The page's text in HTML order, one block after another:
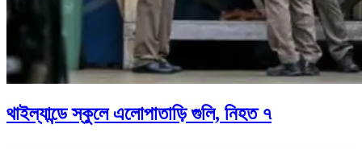
থাইল্যান্ডে স্কুলে এলোপাতাড়ি গুলি, নিহত ৭